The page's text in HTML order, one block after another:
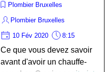
Plombier Bruxelles
Plombier Bruxelles
10 Fév 2020 8:15
Ce que vous devez savoir
avant d'avoir un chauffe-